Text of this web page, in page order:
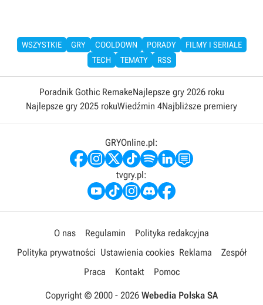
WSZYSTKIE GRY COOLDOWN PORADY
FILMY I SERIALE
TECH
TEMATY RSS
Poradnik Gothic RemakeNajlepsze gry 2026 roku
Najlepsze gry 2025 rokuWiedźmin 4Najbliższe premiery
GRYOnline.pl:
tvgry.pl:
O nas Regulamin
Polityka redakcyjna
Polityka prywatności Ustawienia cookies Reklama
Zespół
Praca
Kontakt Pomoc
Copyright © 2000 - 2026 Webedia Polska SA